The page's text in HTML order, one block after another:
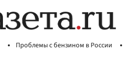
Проблемы с бензином в России